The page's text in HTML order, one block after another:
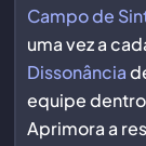
Campo de
uma vez a
Dissonância
equipe
Aprimora a